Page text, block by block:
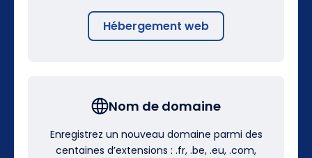
Hébergement web
Nom de domaine
Enregistrez un nouveau domaine parmi des
centaines d’extensions : .fr, .be, .eu, .com,